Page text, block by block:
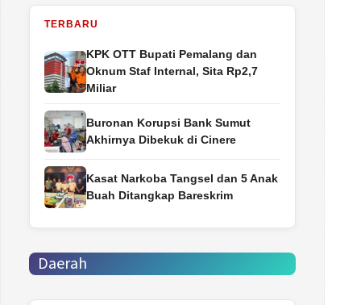
TERBARU
‎KPK OTT Bupati Pemalang dan
Oknum Staf Internal, Sita Rp2,7
Miliar
Buronan Korupsi Bank Sumut
Akhirnya Dibekuk di Cinere
Kasat Narkoba Tangsel dan 5 Anak
Buah Ditangkap Bareskrim
Daerah